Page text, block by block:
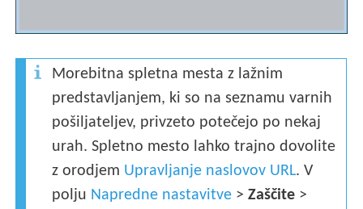
Morebitna spletna mesta z lažnim
predstavljanjem, ki so na seznamu varnih
pošiljateljev, privzeto potečejo po nekaj
urah. Spletno mesto lahko trajno dovolite
z orodjem Upravljanje naslovov URL. V
polju Napredne nastavitve >Zaščite >